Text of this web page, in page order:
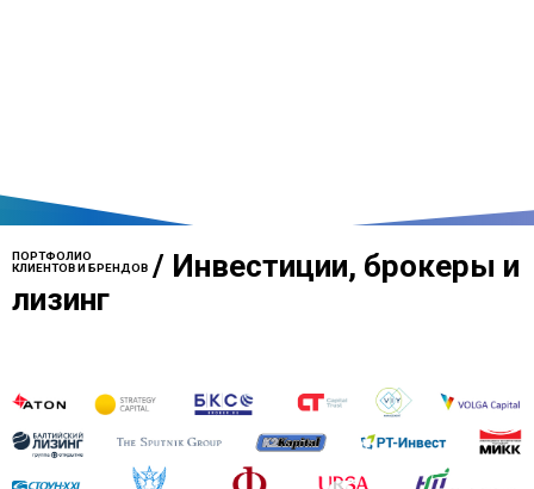
ПОРТФОЛИО
КЛИЕНТОВ И БРЕНДОВ/ Инвестиции, брокеры и
лизинг